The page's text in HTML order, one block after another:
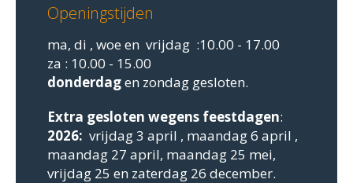
Openingstijden
ma, di , woe en vrijdag :10.00 - 17.00
za : 10.00 - 15.00
donderdagen zondag gesloten.
Extra gesloten wegens feestdagen:
2026: vrijdag 3 april , maandag 6 april ,
maandag 27 april, maandag 25 mei,
vrijdag 25 en zaterdag 26 december.